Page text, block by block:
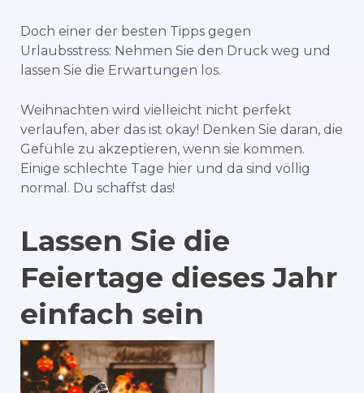
Doch einer der besten Tipps gegen
Urlaubsstress: Nehmen Sie den Druck weg und
lassen Sie die Erwartungen los.
Weihnachten wird vielleicht nicht perfekt
verlaufen, aber das ist okay! Denken Sie daran, die
Gefühle zu akzeptieren, wenn sie kommen.
Einige schlechte Tage hier und da sind völlig
normal. Du schaffst das!
Lassen Sie die
Feiertage dieses Jahr
einfach sein